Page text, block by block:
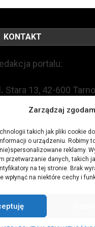
Zarządzaj
takich jak pliki cookie
o urządzeniu. Robimy
reklamy.
przetwarzanie danych, takich
na tej stronie. Brak
wpłynąć na niektóre cechy i
KONTAKT
portalu:
Stara 13, 42-600
+48 509 547 822